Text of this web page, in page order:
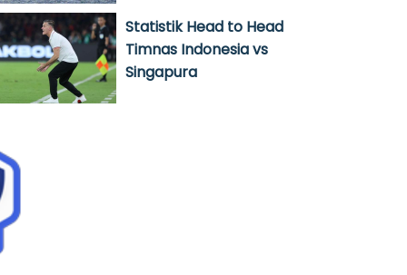
Statistik Head to Head
Timnas Indonesia vs
Singapura